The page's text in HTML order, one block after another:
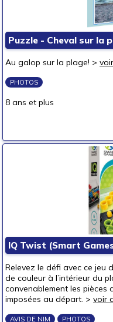
Puzzle - Cheval sur la
Au galop sur la plage! >
PHOTOS
8 ans et plus
IQ Twist (Smart
Relevez le défi avec ce jeu
de couleur à l’intérieur du
convenablement les pièces
imposées au départ. > voir
AVIS DE NIM PHOTOS